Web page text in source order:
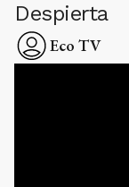
Despierta
Eco TV